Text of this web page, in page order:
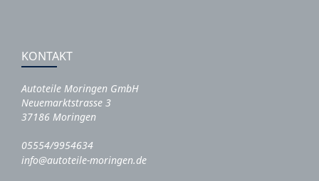
KONTAKT
Autoteile Moringen GmbH
Neuemarktstrasse 3
37186 Moringen
05554/9954634
info@autoteile-moringen.de